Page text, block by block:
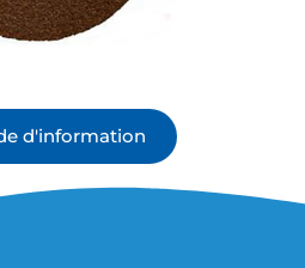
d'information